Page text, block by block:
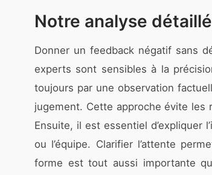
Notre analyse
Donner un feedback négatif sans
experts sont sensibles à la
toujours par une observation
jugement. Cette approche évite
Ensuite, il est essentiel d’expliquer
ou l’équipe. Clarifier l’attente
forme est tout aussi importante